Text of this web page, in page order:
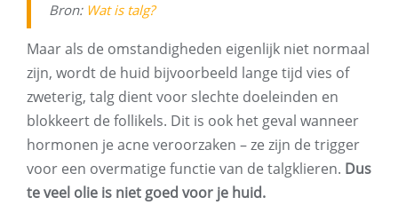
Bron: Wat is talg?
Maar als de omstandigheden eigenlijk niet normaal
zijn, wordt de huid bijvoorbeeld lange tijd vies of
zweterig, talg dient voor slechte doeleinden en
blokkeert de follikels. Dit is ook het geval wanneer
hormonen je acne veroorzaken – ze zijn de trigger
voor een overmatige functie van de talgklieren. Dus
te veel olie is niet goed voor je huid.